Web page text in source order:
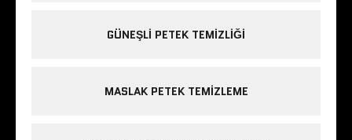
GÜNEŞLI PETEK TEMIZLIĞI
MASLAK PETEK TEMIZLEME